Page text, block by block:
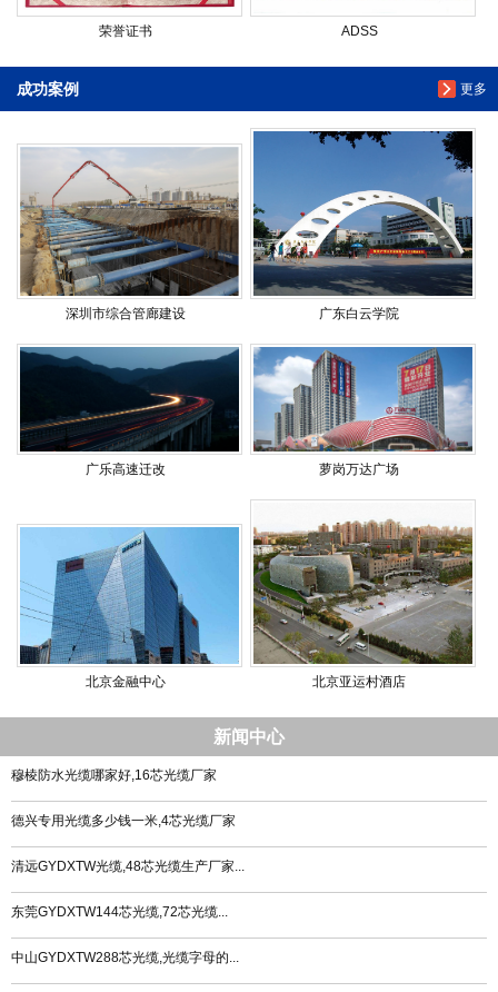
荣誉证书 ADSS
更多
成功案例
深圳市综合管廊建设 广东白云学院
广乐高速迁改 萝岗万达广场
北京金融中心 北京亚运村酒店
新闻中心
穆棱防水光缆哪家好,16芯光缆厂家
德兴专用光缆多少钱一米,4芯光缆厂家
清远GYDXTW光缆,48芯光缆生产厂家...
东莞GYDXTW144芯光缆,72芯光缆...
中山GYDXTW288芯光缆,光缆字母的...